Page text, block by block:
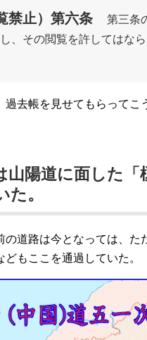
禁止）第六条
第三条
、その閲覧を許してはな
過去帳を見せてもらって
山陽道に面した
た。
の道路は今となっては、
もここを通過していた。